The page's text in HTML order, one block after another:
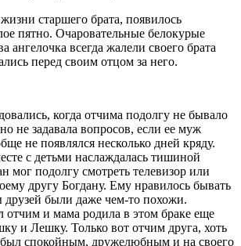
старшего брата, появилось
пятно. Очаровательные белокурые
ангелочка всегда жалели своего брата
перед своим отцом за него.
когда отчима подолгу не бывало
не задавала вопросов, если ее муж
не появлялся несколько дней кряду.
с детьми наслаждалась тишиной
мог подолгу смотреть телевизор или
другу Богдану. Ему нравилось бывать
были даже чем-то похожи.
отчим и мама родила в этом браке еще
и Лешку. Только вот отчим друга, хоть
спокойным, дружелюбным и на своего